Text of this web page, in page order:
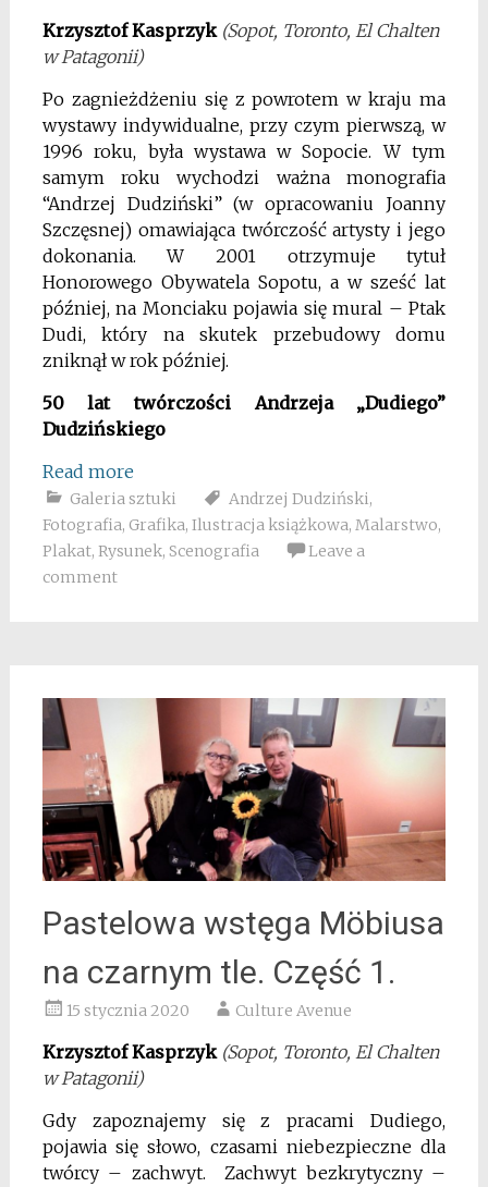
Krzysztof Kasprzyk (Sopot, Toronto, El Chalten
w Patagonii)
Po zagnieżdżeniu się z powrotem w kraju ma
wystawy indywidualne, przy czym pierwszą, w
1996 roku, była wystawa w Sopocie. W tym
samym roku wychodzi ważna monografia
“Andrzej Dudziński” (w opracowaniu Joanny
Szczęsnej) omawiająca twórczość artysty i jego
dokonania. W 2001 otrzymuje tytuł
Honorowego Obywatela Sopotu, a w sześć lat
później, na Monciaku pojawia się mural – Ptak
Dudi, który na skutek przebudowy domu
zniknął w rok później.
50 lat twórczości Andrzeja „Dudiego”
Dudzińskiego
Read more
Galeria sztuki Andrzej Dudziński,
Fotografia, Grafika, Ilustracja książkowa, Malarstwo,
Plakat, Rysunek, Scenografia
Leave a
comment
Pastelowa wstęga Möbiusa
na czarnym tle. Część 1.
15 stycznia 2020 Culture Avenue
Krzysztof Kasprzyk (Sopot, Toronto, El Chalten
w Patagonii)
Gdy zapoznajemy się z pracami Dudiego,
pojawia się słowo, czasami niebezpieczne dla
twórcy – zachwyt. Zachwyt bezkrytyczny –